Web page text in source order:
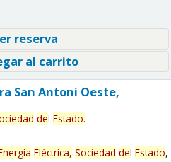
reserva
al carrito
San Antoni Oeste,
del Estado.
Eléctrica, Sociedad del Estado,